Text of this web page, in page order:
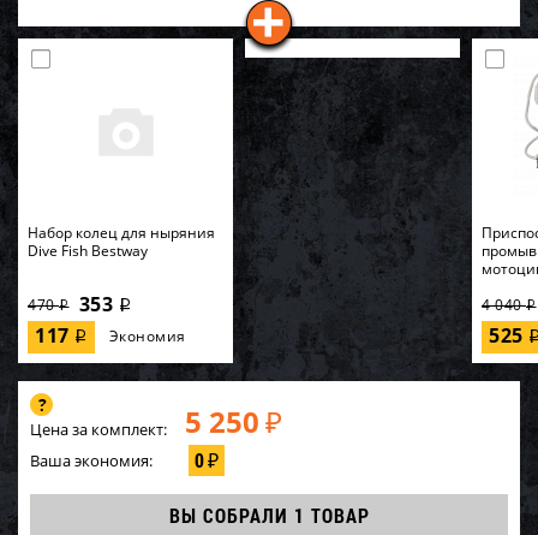
Набор колец для ныряния
Dive Fish Bestway
470i 353 i
117 i Экономия
4 040i
525
Цена за комплект: 5 250 ₽
Ваша экономия: 0₽
ВЫ СОБРАЛИ 1 ТОВАР